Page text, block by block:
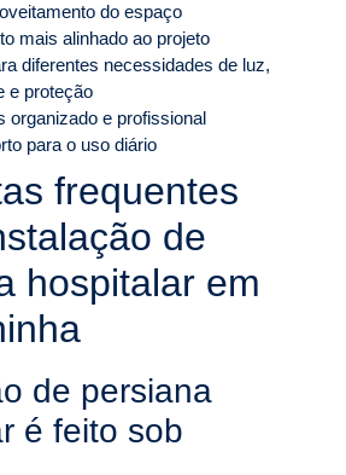
do espaço
mais alinhado ao projeto
diferentes necessidades de luz,
e proteção
organizado e profissional
para o uso diário
frequentes
de
hospitalar em
de persiana
é feito sob